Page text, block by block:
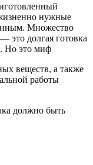
нужные
Множество
это долгая готовка
Но это миф
веществ, а также
работы
должно быть